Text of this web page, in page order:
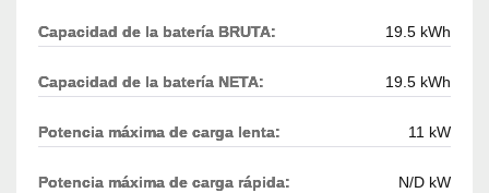
Capacidad de la batería BRUTA: 19.5 kWh
Capacidad de la batería NETA: 19.5 kWh
Potencia máxima de carga lenta: 11 kW
Potencia máxima de carga rápida: N/D kW